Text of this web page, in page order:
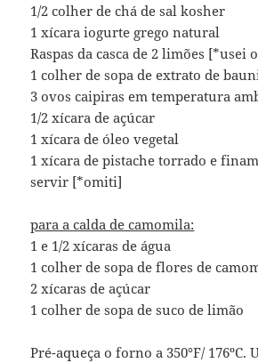
1/2 colher de chá de sal kosher
1 xícara iogurte grego natural
Raspas da casca de 2 limões [*usei
1 colher de sopa de extrato de
3 ovos caipiras em temperatura
1/2 xícara de açúcar
1 xícara de óleo vegetal
1 xícara de pistache torrado e
servir [*omiti]
para a calda de camomila:
1 e 1/2 xícaras de água
1 colher de sopa de flores de
2 xícaras de açúcar
1 colher de sopa de suco de limão
Pré-aqueça o forno a 350°F/ 176ºC.